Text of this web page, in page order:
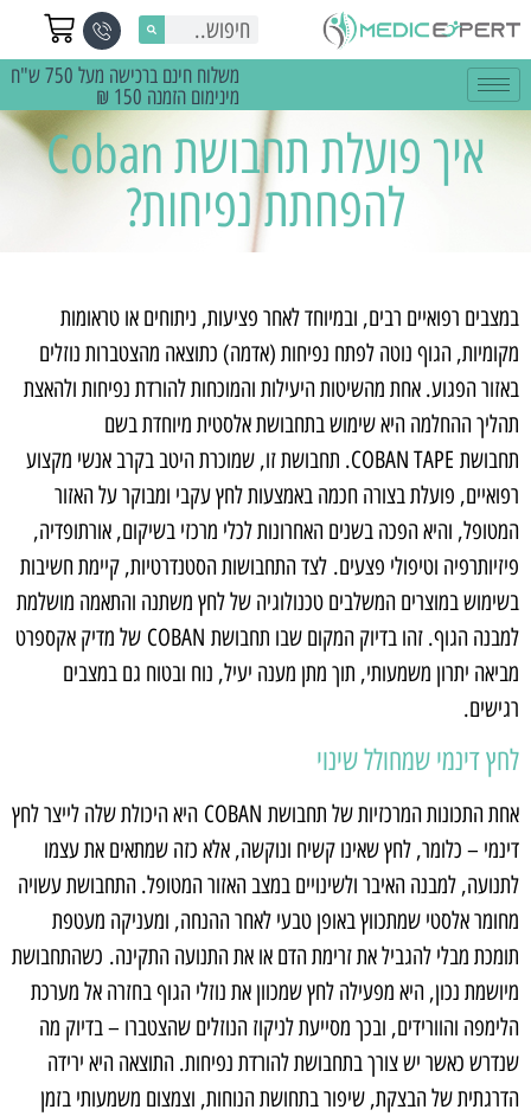
משלוח חינם ברכישה מעל 750 ש"ח
מינימום הזמנה 150 ₪
איך פועלת תחבושת Coban
להפחתת נפיחות?
במצבים רפואיים רבים, ובמיוחד לאחר פציעות, ניתוחים או טראומות
מקומיות, הגוף נוטה לפתח נפיחות (אדמה) כתוצאה מהצטברות נוזלים
באזור הפגוע. אחת מהשיטות היעילות והמוכחות להורדת נפיחות ולהאצת
תהליך ההחלמה היא שימוש בתחבושת אלסטית מיוחדת בשם
תחבושת COBAN TAPE. תחבושת זו, שמוכרת היטב בקרב אנשי מקצוע
רפואיים, פועלת בצורה חכמה באמצעות לחץ עקבי ומבוקר על האזור
המטופל, והיא הפכה בשנים האחרונות לכלי מרכזי בשיקום, אורתופדיה,
פיזיותרפיה וטיפולי פצעים. לצד התחבושות הסטנדרטיות, קיימת חשיבות
בשימוש במוצרים המשלבים טכנולוגיה של לחץ משתנה והתאמה מושלמת
למבנה הגוף. זהו בדיוק המקום שבו תחבושת COBAN של מדיק אקספרט
מביאה יתרון משמעותי, תוך מתן מענה יעיל, נוח ובטוח גם במצבים
רגישים.
לחץ דינמי שמחולל שינוי
אחת התכונות המרכזיות של תחבושת COBAN היא היכולת שלה לייצר לחץ
דינמי – כלומר, לחץ שאינו קשיח ונוקשה, אלא כזה שמתאים את עצמו
לתנועה, למבנה האיבר ולשינויים במצב האזור המטופל. התחבושת עשויה
מחומר אלסטי שמתכווץ באופן טבעי לאחר ההנחה, ומעניקה מעטפת
תומכת מבלי להגביל את זרימת הדם או את התנועה התקינה. כשהתחבושת
מיושמת נכון, היא מפעילה לחץ שמכוון את נוזלי הגוף בחזרה אל מערכת
הלימפה והוורידים, ובכך מסייעת לניקוז הנוזלים שהצטברו – בדיוק מה
שנדרש כאשר יש צורך בתחבושת להורדת נפיחות. התוצאה היא ירידה
הדרגתית של הבצקת, שיפור בתחושת הנוחות, וצמצום משמעותי בזמן